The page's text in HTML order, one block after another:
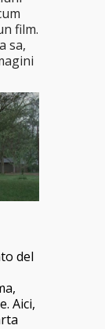
film.
sa,
del
Aici,